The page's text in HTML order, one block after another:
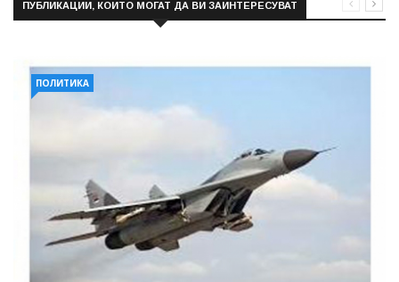
ПУБЛИКАЦИИ, КОИТО МОГАТ ДА ВИ ЗАИНТЕРЕСУВАТ
ПОЛИТИКА